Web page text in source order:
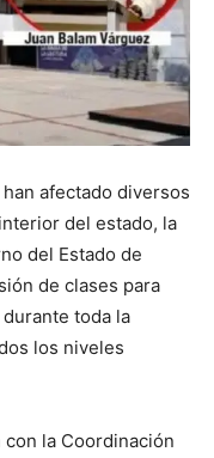
afectado diversos
del estado, la
del Estado de
de clases para
toda la
los niveles
la Coordinación